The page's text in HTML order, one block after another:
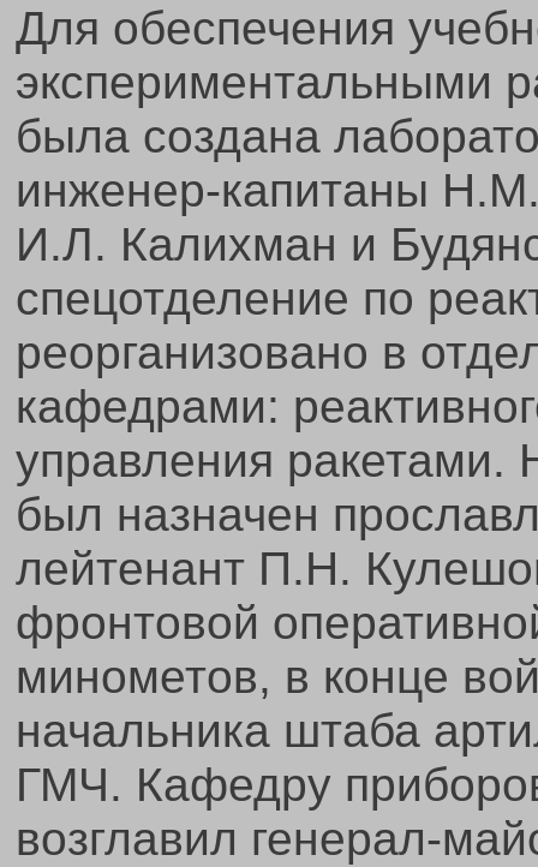
Для обеспечения
экспериментальными
была создана
инженер-капитаны
И.Л. Калихман и
спецотделение по
реорганизовано в
кафедрами:
управления ракетами.
был назначен
лейтенант П.Н.
фронтовой
минометов, в конце
начальника штаба
ГМЧ. Кафедру
возглавил генерал-